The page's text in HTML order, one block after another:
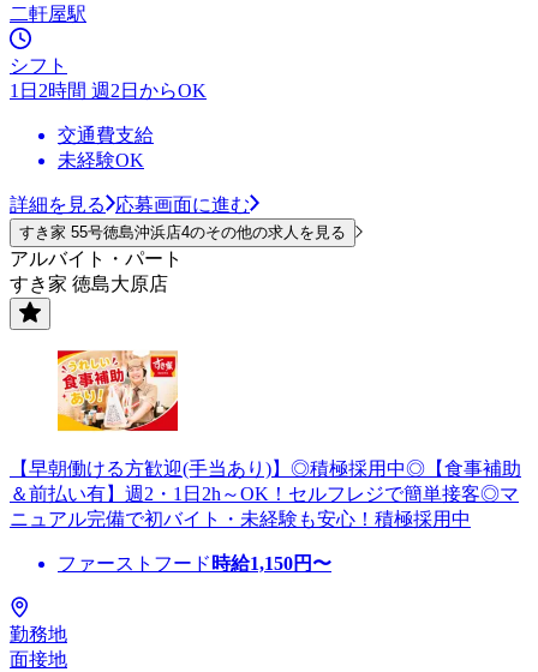
二軒屋駅
シフト
1日2時間 週2日からOK
交通費支給
未経験OK
詳細を見る 応募画面に進む
すき家 55号徳島沖浜店4のその他の求人を見る
アルバイト・パート
すき家 徳島大原店
【早朝働ける方歓迎(手当あり)】◎積極採用中◎【食事補助
＆前払い有】週2・1日2h～OK！セルフレジで簡単接客◎マ
ニュアル完備で初バイト・未経験も安心！積極採用中
ファーストフード 時給1,150円〜
勤務地
面接地